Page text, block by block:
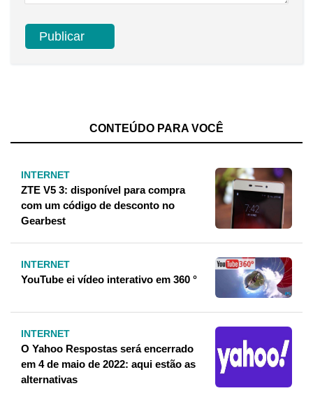
CONTEÚDO PARA VOCÊ
INTERNET
ZTE V5 3: disponível para compra
com um código de desconto no
Gearbest
INTERNET
YouTube ei vídeo interativo em 360 °
INTERNET
O Yahoo Respostas será encerrado
em 4 de maio de 2022: aqui estão as
alternativas